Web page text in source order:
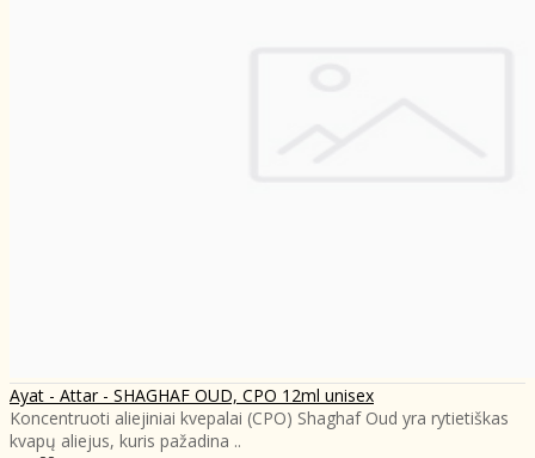
Ayat - Attar - SHAGHAF OUD, CPO 12ml unisex
Koncentruoti aliejiniai kvepalai (CPO) Shaghaf Oud yra rytietiškas
kvapų aliejus, kuris pažadina ..